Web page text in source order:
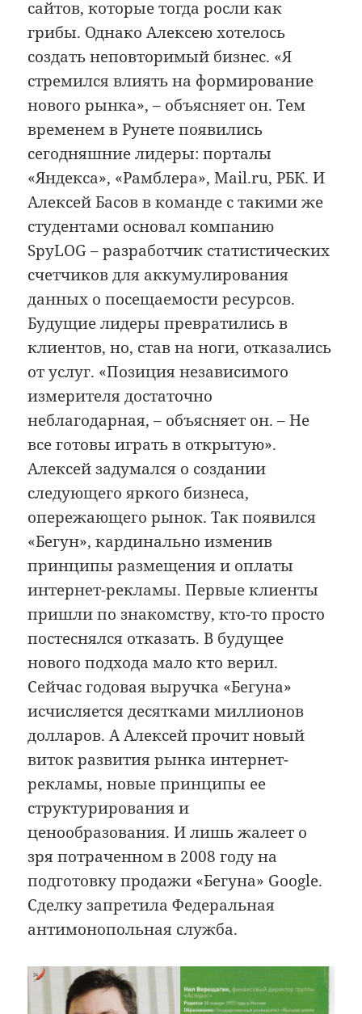
сайтов, которые тогда росли как
грибы. Однако Алексею хотелось
создать неповторимый бизнес. «Я
стремился влиять на формирование
нового рынка», – объясняет он. Тем
временем в Рунете появились
сегодняшние лидеры: порталы
«Яндекса», «Рамблера», Mail.ru, РБК. И
Алексей Басов в команде с такими же
студентами основал компанию
SpyLOG – разработчик ста­ти­сти­че­ских
счетчиков для аккумулирования
данных о по­се­ща­е­мо­сти ресурсов.
Будущие лидеры превратились в
клиентов, но, став на ноги, отказались
от услуг. «Позиция независимого
измерителя достаточно
неблагодарная, – объясняет он. – Не
все готовы играть в открытую».
Алексей задумался о создании
следующего яркого бизнеса,
опережающего рынок. Так появился
«Бегун», кардинально изменив
принципы размещения и оплаты
интернет-рекламы. Первые клиенты
пришли по знакомству, кто-то просто
постеснялся отказать. В будущее
нового подхода мало кто верил.
Сейчас годовая выручка «Бегуна»
исчисляется десятками миллионов
долларов. А Алексей прочит новый
виток развития рынка интернет-
рекламы, новые принципы ее
структурирования и
ценообразования. И лишь жалеет о
зря потраченном в 2008 году на
подготовку продажи «Бегуна» Google.
Сделку запретила Федеральная
антимонопольная служба.